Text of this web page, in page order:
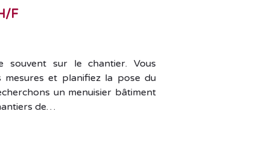
F
souvent sur le chantier. Vous
mesures et planifiez la pose du
un menuisier bâtiment
de…